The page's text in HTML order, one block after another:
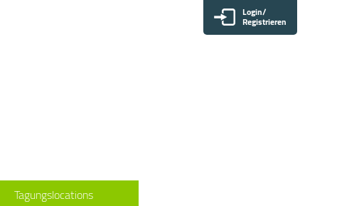
Login/
Registrieren
Tagungslocations